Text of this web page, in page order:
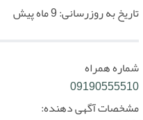
تاریخ به روزرسانی:9 ماه پیش
شماره همراه
09190555510
مشخصات آگهی دهنده: